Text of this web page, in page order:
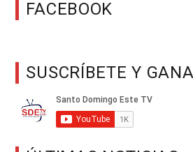
FACEBOOK
SUSCRÍBETE Y